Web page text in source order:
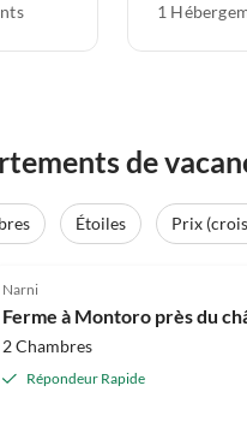
1
de
Étoiles Prix
Narni
Ferme à Montoro près du
2 Chambres
Répondeur Rapide